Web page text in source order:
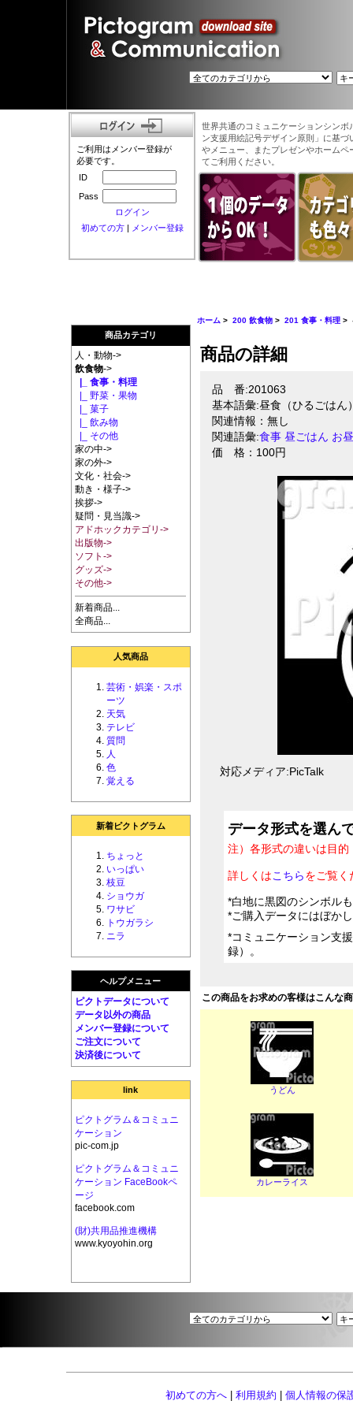
ご利用はメンバー登録が
必要です。
ID
Pass
ログイン
初めての方| メンバー登録
世界共通のコミュニケーションシン
ン支援用絵記号デザイン原則」に基
やメニュー、またプレゼンやホーム
てご利用ください。
商品カテゴリ
人・動物->
飲食物->
|_ 食事・料理
|_ 野菜・果物
|_ 菓子
|_ 飲み物
|_ その他
家の中->
家の外->
文化・社会->
動き・様子->
挨拶->
疑問・見当識->
アドホックカテゴリ->
出版物->
ソフト->
グッズ->
その他->
新着商品...
全商品...
人気商品
芸術・娯楽・スポ
ーツ
天気
テレビ
質問
人
色
覚える
新着ピクトグラム
ちょっと
いっぱい
枝豆
ショウガ
ワサビ
トウガラシ
ニラ
ヘルプメニュー
ピクトデータについて
データ以外の商品
メンバー登録について
ご注文について
決済後について
link
ピクトグラム＆コミュニ
ケーション
pic-com.jp
ピクトグラム＆コミュニ
ケーション FaceBookペ
ージ
facebook.com
(財)共用品推進機構
www.kyoyohin.org
ホーム >200 飲食物 >201 食事・料理 >
商品の詳細
品 番:201063
基本語彙:昼食（ひるごはん
関連情報：無し
関連語彙:食事 昼ごはん お
価 格：100円
対応メディア:PicTalk
データ形式を選ん
注）各形式の違いは目
詳しくはこちらをご覧く
*白地に黒図のシンボル
*ご購入データにはぼか
*コミュニケーション支
録）。
この商品をお求めの客様はこんな
うどん
カレーライス
初めての方へ 利用規約 個人情報の保